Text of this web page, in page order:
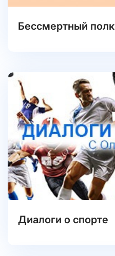
Бессмертный полк
Диалоги о спорте